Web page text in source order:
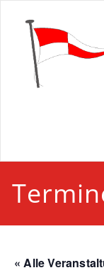
springen
« Alle